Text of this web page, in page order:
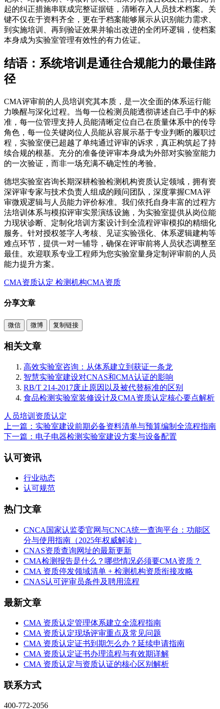
起的纠正措施串联成完整证据链，清晰存入人员技术档案。关
键不仅在于资料齐全，更在于档案能够展示从识别能力需求、
到实施培训、再到验证效果并输出改进的全闭环逻辑，使档案
本身成为实验室管理有效性的有力佐证。
结语：系统培训是通往合规能力的最佳路
径
CMA评审前的人员培训究其本质，是一次全面的体系运行能
力唤醒与深化过程。当每一位检测员能透彻讲述自己手中的标
准，每一位管理支持人员能清晰定位自己在质量体系中的传导
角色，每一位关键岗位人员能从容展示基于专业判断的履职过
程，实验室便已超越了单纯通过评审的诉求，真正构筑起了持
续合规的根基。充分的准备使评审本身成为外部对实验室能力
的一次验证，而非一场充满不确定性的考验。
德垲实验室咨询长期深耕检验检测机构资质认定领域，拥有资
深评审专家与技术负责人组成的顾问团队，深度掌握CMA评
审微观逻辑与人员能力评价标准。我们依托自身丰富的过程方
法培训体系与模拟评审实景演练设施，为实验室提供从岗位能
力现状诊断、定制化培训方案设计到全流程评审模拟的精细化
服务。针对授权签字人考核、见证实验强化、体系逻辑建构等
难点环节，提供一对一辅导，确保在评审前将人员状态调整至
最佳。欢迎联系专业工程师为您实验室量身定制评审前的人员
能力提升方案。
CMA资质认定 检测机构CMA资质
分享文章
微信 微博 复制链接
相关文章
高效实验室咨询：从体系建立到获证一条龙
智慧实验室建设对CNAS和CMA认证的影响
RB/T 214-2017废止原因以及被代替标准的区别
食品检测实验室装修设计及CMA资质认定核心要点解析
人员培训 资质认定
上一篇：实验室建设前期必备资料清单与预算编制全流程指南
下一篇：电子电器检测实验室建设方案与设备配置
认可资讯
行业动态
认可规范
热门文章
CNCA国家认监委官网与CNCA统一查询平台：功能区
分与使用指南（2025年权威解读）
CNAS资质查询网址的最新更新
CMA检测报告是什么？哪些情况必须要CMA资质？
CMA 资质停发领域清单 + 检测机构资质衔接攻略
CNAS认可评审员条件及聘用流程
最新文章
CMA 资质认定管理体系建立全流程指南
CMA 资质认定现场评审重点及常见问题
CMA 资质认定证书到期怎么办？延续申请指南
CMA 资质认定证书办理流程与有效期详解
CMA 资质认定与资质认证的核心区别解析
联系方式
400-772-2056